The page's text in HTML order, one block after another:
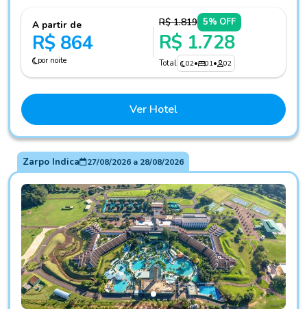
A partir de
R$ 864
por noite
R$ 1.819 5% OFF
R$ 1.728
Total 02• 01• 02
Ver Hotel
Zarpo Indica 27/08/2026a 28/08/2026